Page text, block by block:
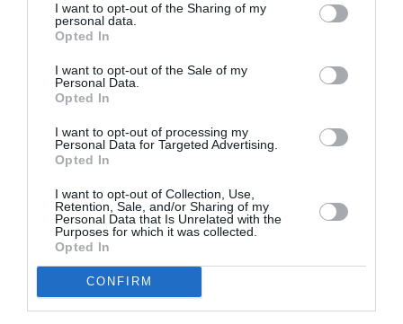
I want to opt-out of the Sharing of my
personal data.
Opted In
I want to opt-out of the Sale of my
Personal Data.
Opted In
I want to opt-out of processing my
Personal Data for Targeted Advertising.
Opted In
I want to opt-out of Collection, Use,
Retention, Sale, and/or Sharing of my
Personal Data that Is Unrelated with the
Purposes for which it was collected.
Opted In
CONFIRM
Γκούσταβ Μάλερ που θα παρουσιαστούν στις 31
Οκτωβρίου (η πέμπτη) και στις 13 Μαρτίου (η τέταρτη)
Καρυτινούαντίστοιχα.
Κ.Ο.Α.
περίοδο 2025-26 αποτελεί ο προγραμματισμός της
όπεραςΣαλώμητουΡίχαρντ Στράους σε συναυλιακή
μορφή (κοντσερτάντε), σε μουσική διεύθυνση του
καλλιτεχνικού διευθυντή της Κ.Ο.Α.
στις 23 Δεκεμβρίου. Πρόκειται για μια φιλόδοξη
παραγωγή που φέρνει την όπερα στην